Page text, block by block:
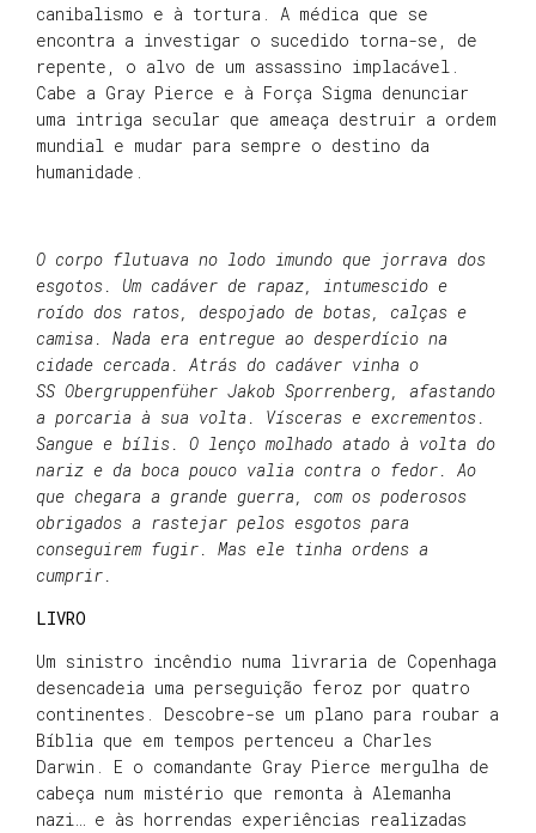
canibalismo e à tortura. A médica que se
encontra a investigar o sucedido torna-se, de
repente, o alvo de um assassino implacável.
Cabe a Gray Pierce e à Força Sigma denunciar
uma intriga secular que ameaça destruir a ordem
mundial e mudar para sempre o destino da
humanidade.
O corpo flutuava no lodo imundo que jorrava dos
esgotos. Um cadáver de rapaz, intumescido e
roído dos ratos, despojado de botas, calças e
camisa. Nada era entregue ao desperdício na
cidade cercada. Atrás do cadáver vinha o
SS Obergruppenfüher Jakob Sporrenberg, afastando
a porcaria à sua volta. Vísceras e excrementos.
Sangue e bílis. O lenço molhado atado à volta do
nariz e da boca pouco valia contra o fedor. Ao
que chegara a grande guerra, com os poderosos
obrigados a rastejar pelos esgotos para
conseguirem fugir. Mas ele tinha ordens a
cumprir.
LIVRO
Um sinistro incêndio numa livraria de Copenhaga
desencadeia uma perseguição feroz por quatro
continentes. Descobre-se um plano para roubar a
Bíblia que em tempos pertenceu a Charles
Darwin. E o comandante Gray Pierce mergulha de
cabeça num mistério que remonta à Alemanha
nazi… e às horrendas experiências realizadas